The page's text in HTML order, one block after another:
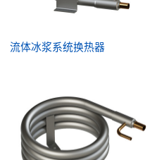
流体冰浆系统换热器